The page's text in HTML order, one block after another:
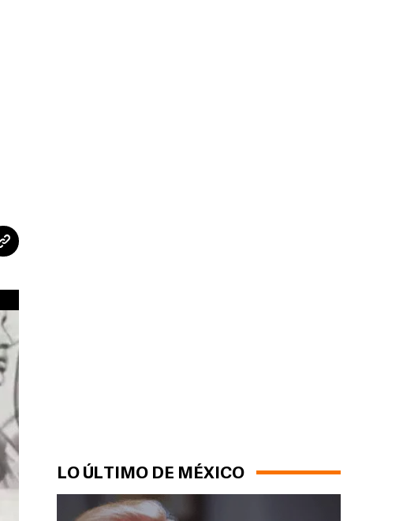
LO ÚLTIMO DE MÉXICO